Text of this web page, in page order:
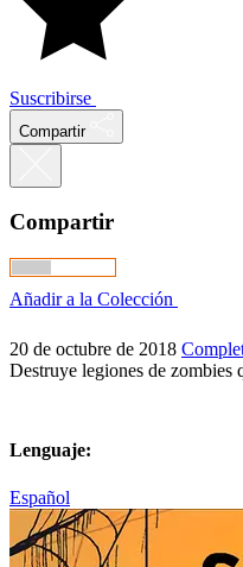
Suscribirse
Compartir
Compartir
Añadir a la Colección
20 de octubre de 2018
Destruye legiones de zombies
Lenguaje:
Español